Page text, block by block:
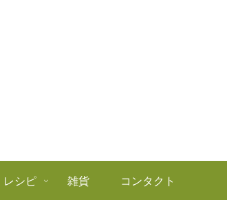
レシピ 雑貨 コンタクト